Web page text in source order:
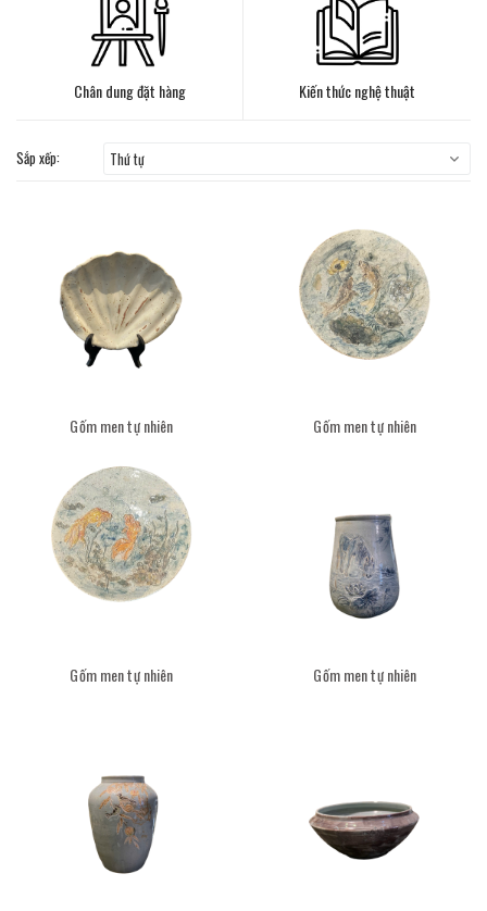
Chân dung đặt hàng Kiến thức nghệ thuật
Sắp xếp: Thứ tự
Gốm men tự nhiên Gốm men tự nhiên
Gốm men tự nhiên Gốm men tự nhiên